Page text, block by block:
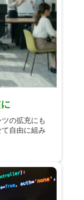
の拡充にも
自由に組み